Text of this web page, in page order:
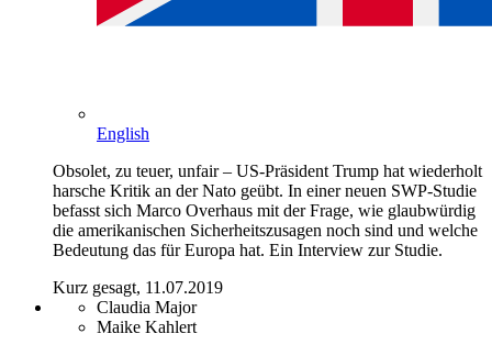
English
Obsolet, zu teuer, unfair – US-Präsident Trump hat wiederholt
harsche Kritik an der Nato geübt. In einer neuen SWP-Studie
befasst sich Marco Overhaus mit der Frage, wie glaubwürdig
die amerikanischen Sicherheitszusagen noch sind und welche
Bedeutung das für Europa hat. Ein Interview zur Studie.
Kurz gesagt, 11.07.2019
Claudia Major
Maike Kahlert